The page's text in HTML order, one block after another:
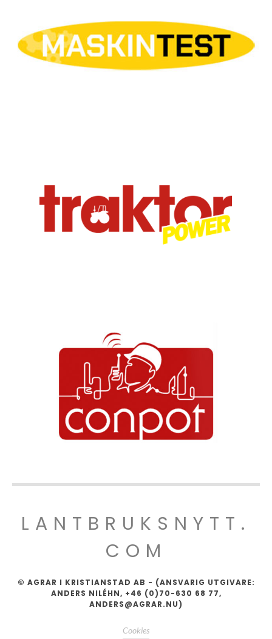
LANTBRUKSNYTT.
COM
© AGRAR I KRISTIANSTAD AB - (ANSVARIG UTGIVARE:
ANDERS NILÉHN, +46 (0)70-630 68 77,
ANDERS@AGRAR.NU)
Cookies